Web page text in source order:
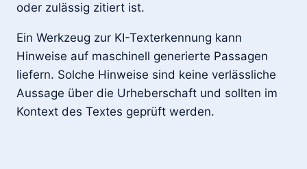
oder zulässig zitiert ist.
Ein Werkzeug zur KI-Texterkennung kann
Hinweise auf maschinell generierte Passagen
liefern. Solche Hinweise sind keine verlässliche
Aussage über die Urheberschaft und sollten im
Kontext des Textes geprüft werden.